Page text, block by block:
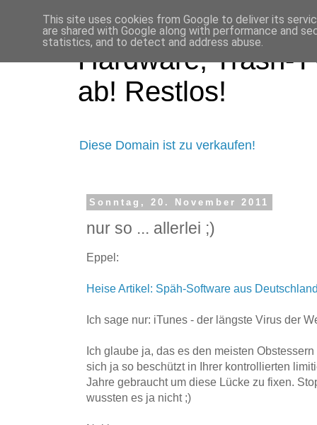
Hardware, Trash-
ab! Restlos!
Diese Domain ist zu verkaufen!
Sonntag, 20. November 2011
nur so ... allerlei ;)
Eppel:
Heise Artikel: Späh-Software aus
Ich sage nur: iTunes - der längste Virus der
Ich glaube ja, das es den meisten
sich ja so beschützt in Ihrer kontrollierten
Jahre gebraucht um diese Lücke zu fixen.
wussten es ja nicht ;)
This site uses cookies from Google to deliver its
are shared with Google along with performance and
statistics, and to detect and address abuse.